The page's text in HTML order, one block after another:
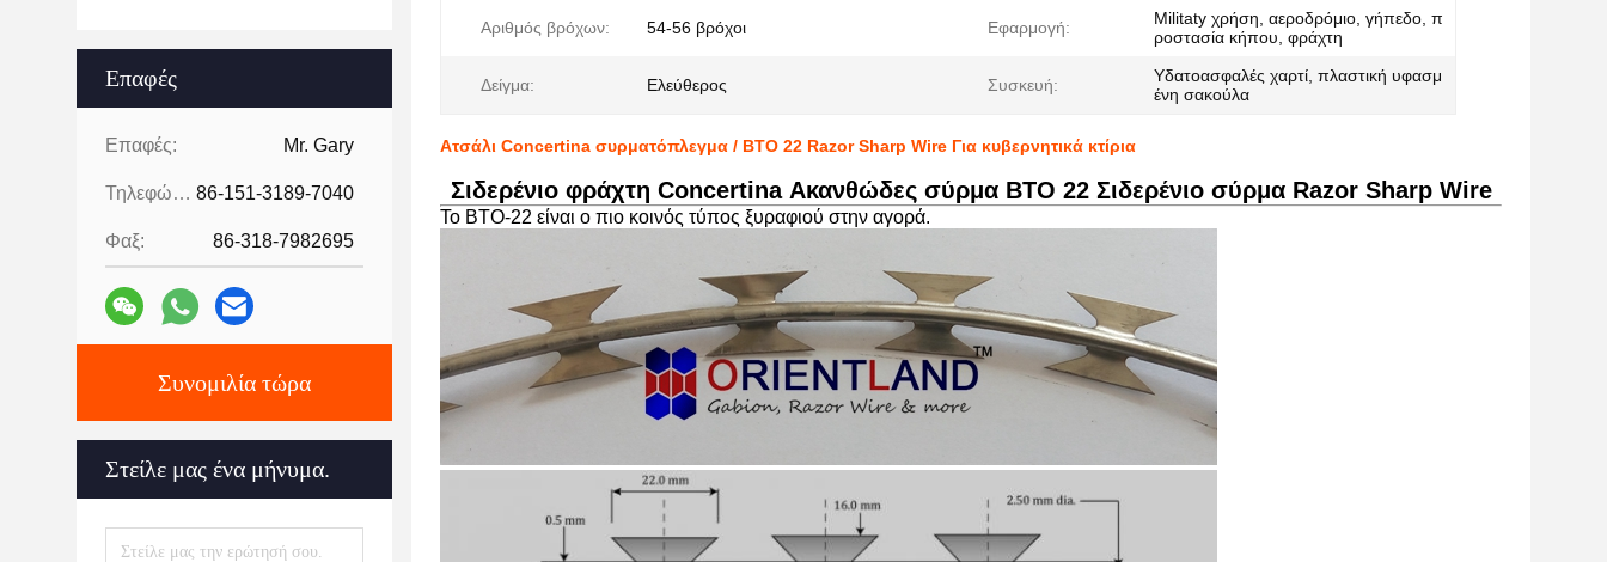
Επαφές
Επαφές: Mr. Gary
Τηλεφώνημα: 86-151-3189-7040
Φαξ: 86-318-7982695
Συνομιλία τώρα
Στείλε μας ένα μήνυμα.
Αριθμός βρόχων: 54-56 βρόχοι Εφαρμογή:
Militaty χρήση, αεροδρόμιο, γήπεδο, π
ροστασία κήπου, φράχτη
Δείγμα: Ελεύθερος Συσκευή:
Υδατοασφαλές χαρτί, πλαστική υφασμ
ένη σακούλα
Ατσάλι Concertina συρματόπλεγμα / BTO 22 Razor Sharp Wire Για κυβερνητικά κτίρια
Σιδερένιο φράχτη Concertina Ακανθώδες σύρμα BTO 22 Σιδερένιο σύρμα Razor Sharp Wire
Το BTO-22 είναι ο πιο κοινός τύπος ξυραφιού στην αγορά.